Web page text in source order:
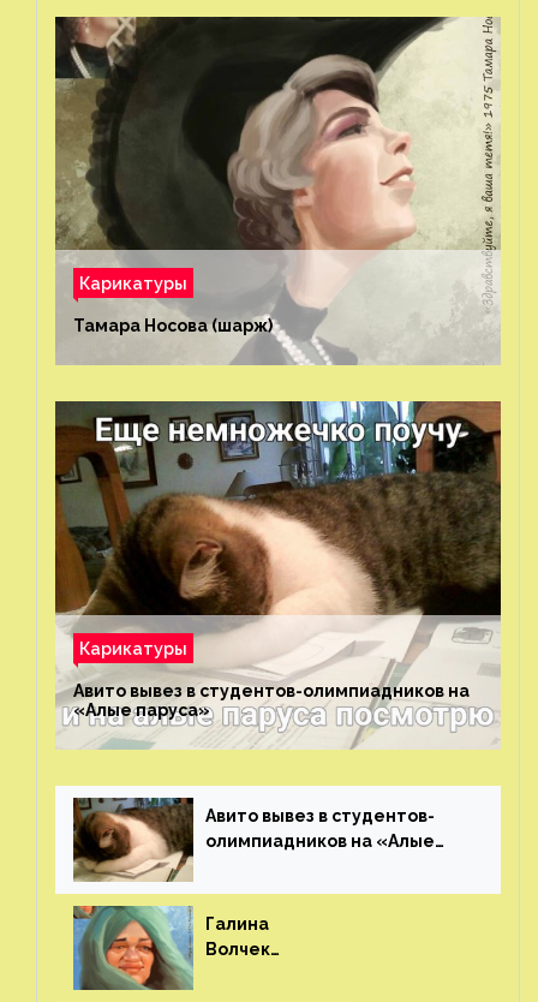
Карикатуры
Тамара Носова (шарж)⁠⁠
Карикатуры
Авито вывез в студентов-олимпиадников на
«Алые паруса»⁠⁠
Авито вывез в студентов-
олимпиадников на «Алые
Галина
Волчек